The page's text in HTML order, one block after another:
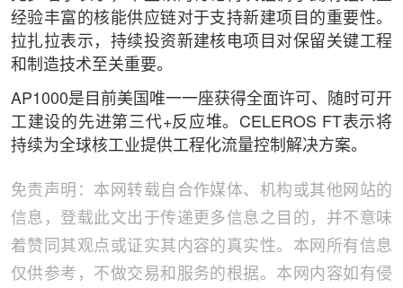
经验丰富的核能供应链对于支持新建项目的重要性。
拉扎拉表示，持续投资新建核电项目对保留关键工程
和制造技术至关重要。
AP1000是目前美国唯一一座获得全面许可、随时可开
工建设的先进第三代+反应堆。CELEROS FT表示将
持续为全球核工业提供工程化流量控制解决方案。
免责声明：本网转载自合作媒体、机构或其他网站的
信息，登载此文出于传递更多信息之目的，并不意味
着赞同其观点或证实其内容的真实性。本网所有信息
仅供参考，不做交易和服务的根据。本网内容如有侵